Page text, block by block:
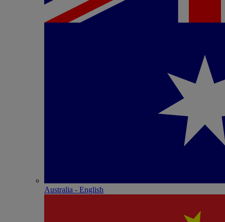
Australia - English